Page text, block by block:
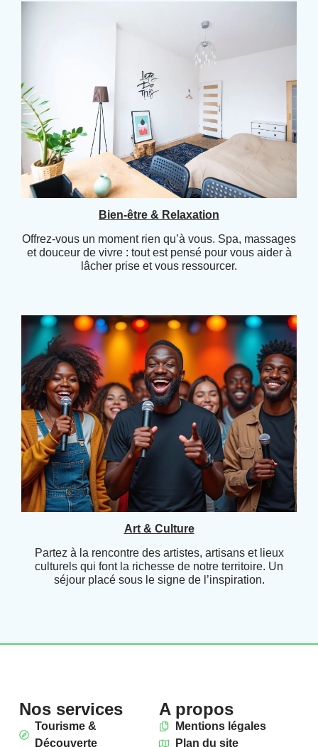
Bien-être & Relaxation
Offrez-vous un moment rien qu’à vous. Spa, massages
et douceur de vivre : tout est pensé pour vous aider à
lâcher prise et vous ressourcer.
Art & Culture
Partez à la rencontre des artistes, artisans et lieux
culturels qui font la richesse de notre territoire. Un
séjour placé sous le signe de l’inspiration.
Nos services
Tourisme &
Découverte
A propos
Mentions légales
Plan du site